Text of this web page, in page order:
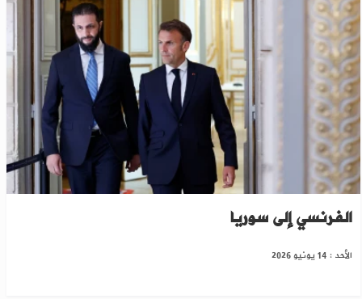
هذا الصيف..أنباء عن زيارة مرتقبة للرئيس
الفرنسي إلى سوريا
الأحد : 14 يونيو 2026